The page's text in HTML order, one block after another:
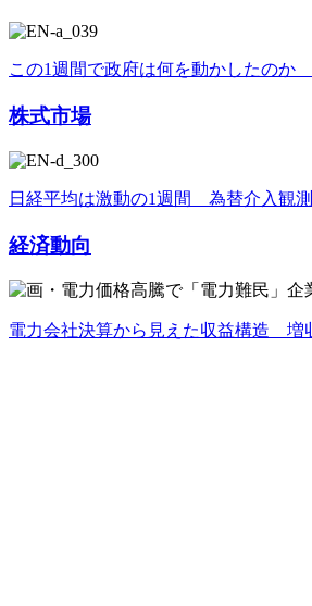
この1週間で政府は何を動かしたのか
株式市場
日経平均は激動の1週間 為替介入観
経済動向
電力会社決算から見えた収益構造 増